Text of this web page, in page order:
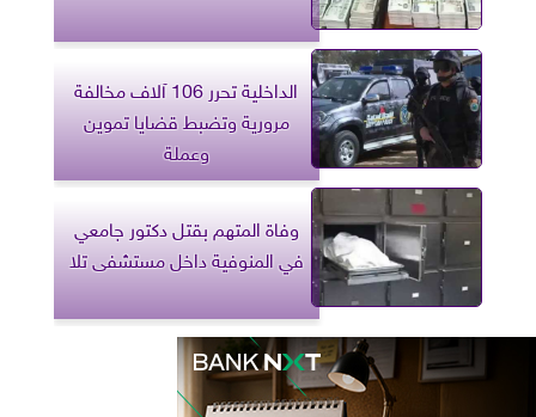
الداخلية تحرر 106 آلاف مخالفة
مرورية وتضبط قضايا تموين
وعملة
وفاة المتهم بقتل دكتور جامعي
في المنوفية داخل مستشفى تلا